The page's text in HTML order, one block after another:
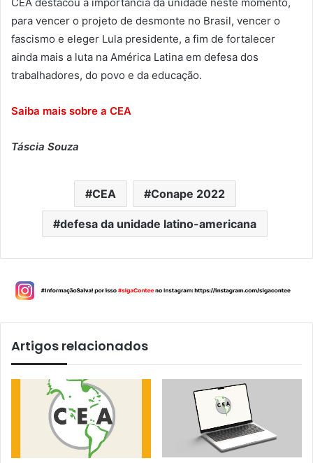
para vencer o projeto de desmonte no Brasil, vencer o
fascismo e eleger Lula presidente, a fim de fortalecer
ainda mais a luta na América Latina em defesa dos
trabalhadores, do povo e da educação.
Saiba mais sobre a CEA
Táscia Souza
CEA Conape 2022
defesa da unidade latino-americana
Artigos relacionados